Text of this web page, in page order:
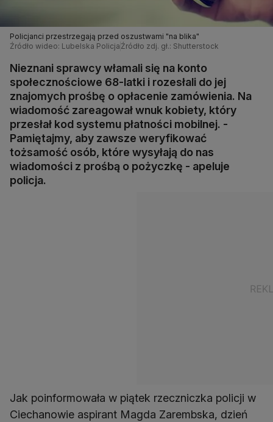
Policjanci przestrzegają przed oszustwami "na blika"
Źródło wideo: Lubelska Policja Źródło zdj. gł.: Shutterstock
Nieznani sprawcy włamali się na konto
społecznościowe 68-latki i rozesłali do jej
znajomych prośbę o opłacenie zamówienia. Na
wiadomość zareagował wnuk kobiety, który
przesłał kod systemu płatności mobilnej. -
Pamiętajmy, aby zawsze weryfikować
tożsamość osób, które wysyłają do nas
wiadomości z prośbą o pożyczkę - apeluje
policja.
Jak poinformowała w piątek rzeczniczka policji w
Ciechanowie aspirant Magda Zarembska, dzień